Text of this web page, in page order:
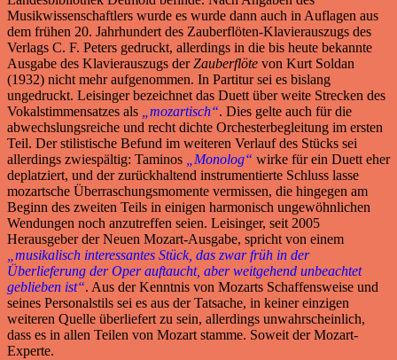
Musikwissenschaftlers wurde es wurde dann auch in Auflagen aus
dem frühen 20. Jahrhundert des Zauberflöten-Klavierauszugs des
Verlags C. F. Peters gedruckt, allerdings in die bis heute bekannte
Ausgabe des Klavierauszugs derZauberflöte von Kurt Soldan
(1932) nicht mehr aufgenommen. In Partitur sei es bislang
ungedruckt. Leisinger bezeichnet das Duett über weite Strecken des
Vokalstimmensatzes als
„mozartisch“. Dies gelte auch für die
abwechslungsreiche und recht dichte Orchesterbegleitung im ersten
Teil. Der stilistische Befund im weiteren Verlauf des Stücks sei
allerdings zwiespältig: Taminos
„Monolog“ wirke für ein Duett eher
deplatziert, und der zurückhaltend instrumentierte Schluss lasse
mozartsche Überraschungsmomente vermissen, die hingegen am
Beginn des zweiten Teils in einigen harmonisch ungewöhnlichen
Wendungen noch anzutreffen seien. Leisinger, seit 2005
Herausgeber der Neuen Mozart-Ausgabe, spricht von einem
„musikalisch interessantes Stück, das zwar früh in der
Überlieferung der Oper auftaucht, aber weitgehend unbeachtet
geblieben ist“. Aus der Kenntnis von Mozarts Schaffensweise und
seines Personalstils sei es aus der Tatsache, in keiner einzigen
weiteren Quelle überliefert zu sein, allerdings unwahrscheinlich,
dass es in allen Teilen von Mozart stamme. Soweit der Mozart-
Experte.